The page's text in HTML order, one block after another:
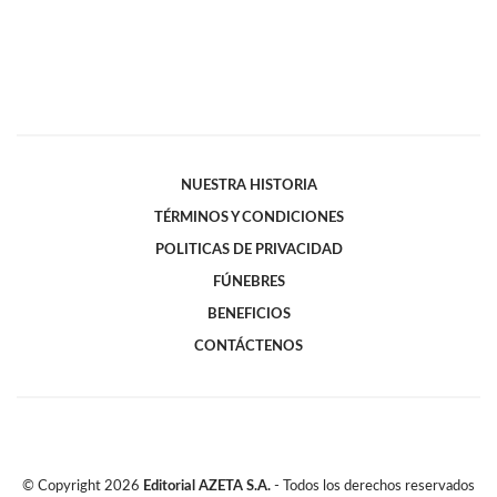
NUESTRA HISTORIA
TÉRMINOS Y CONDICIONES
POLITICAS DE PRIVACIDAD
FÚNEBRES
BENEFICIOS
CONTÁCTENOS
© Copyright 2026 Editorial AZETA S.A. - Todos los derechos reservados